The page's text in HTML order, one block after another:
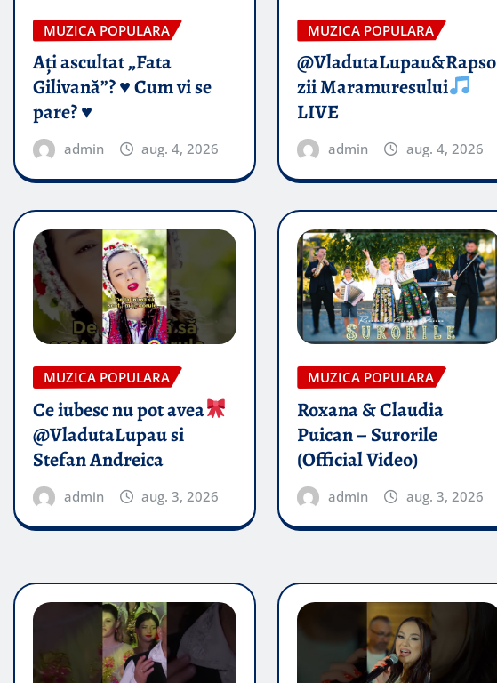
MUZICA POPULARA
Ați ascultat „Fata
Gilivană”? ♥️ Cum vi se
pare? ♥️
admin aug. 4, 2026
MUZICA POPULARA
@VladutaLupau&Rapso
zii Maramuresului
LIVE
admin aug. 4, 2026
MUZICA POPULARA
Ce iubesc nu pot avea
@VladutaLupau si
Stefan Andreica
admin aug. 3, 2026
MUZICA POPULARA
Roxana & Claudia
Puican – Surorile
(Official Video)
admin aug. 3, 2026